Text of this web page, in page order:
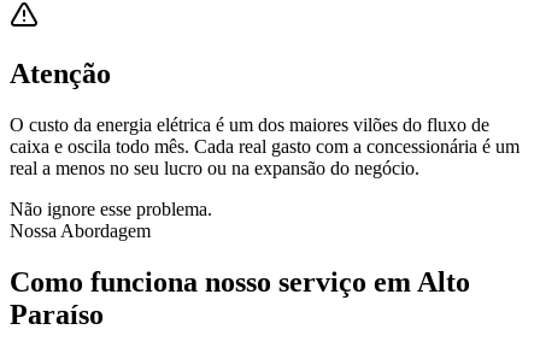
Atenção
O custo da energia elétrica é um dos maiores vilões do fluxo de
caixa e oscila todo mês. Cada real gasto com a concessionária é um
real a menos no seu lucro ou na expansão do negócio.
Não ignore esse problema.
Nossa Abordagem
Como funciona nosso serviço em Alto
Paraíso